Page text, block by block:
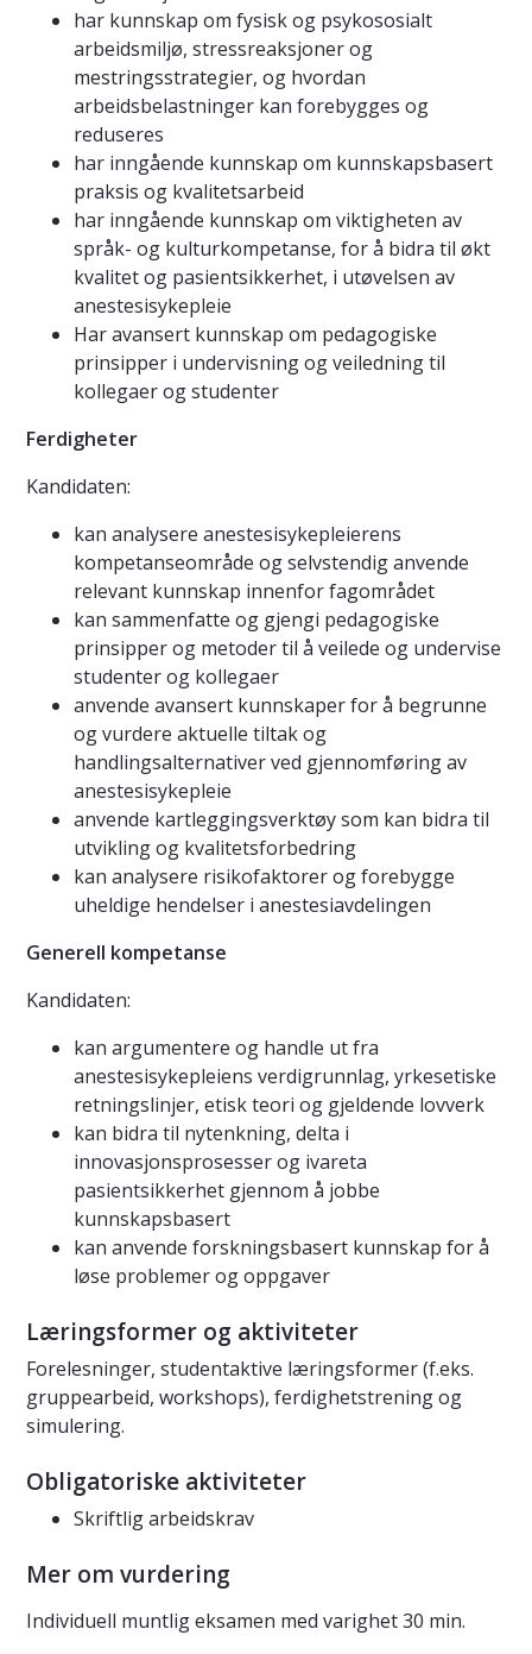
har kunnskap om fysisk og psykososialt
arbeidsmiljø, stressreaksjoner og
mestringsstrategier, og hvordan
arbeidsbelastninger kan forebygges og
reduseres
har inngående kunnskap om kunnskapsbasert
praksis og kvalitetsarbeid
har inngående kunnskap om viktigheten av
språk- og kulturkompetanse, for å bidra til økt
kvalitet og pasientsikkerhet, i utøvelsen av
anestesisykepleie
Har avansert kunnskap om pedagogiske
prinsipper i undervisning og veiledning til
kollegaer og studenter
Ferdigheter
Kandidaten:
kan analysere anestesisykepleierens
kompetanseområde og selvstendig anvende
relevant kunnskap innenfor fagområdet
kan sammenfatte og gjengi pedagogiske
prinsipper og metoder til å veilede og undervise
studenter og kollegaer
anvende avansert kunnskaper for å begrunne
og vurdere aktuelle tiltak og
handlingsalternativer ved gjennomføring av
anestesisykepleie
anvende kartleggingsverktøy som kan bidra til
utvikling og kvalitetsforbedring
kan analysere risikofaktorer og forebygge
uheldige hendelser i anestesiavdelingen
Generell kompetanse
Kandidaten:
kan argumentere og handle ut fra
anestesisykepleiens verdigrunnlag, yrkesetiske
retningslinjer, etisk teori og gjeldende lovverk
kan bidra til nytenkning, delta i
innovasjonsprosesser og ivareta
pasientsikkerhet gjennom å jobbe
kunnskapsbasert
kan anvende forskningsbasert kunnskap for å
løse problemer og oppgaver
Læringsformer og aktiviteter
Forelesninger, studentaktive læringsformer (f.eks.
gruppearbeid, workshops), ferdighetstrening og
simulering.
Obligatoriske aktiviteter
Skriftlig arbeidskrav
Mer om vurdering
Individuell muntlig eksamen med varighet 30 min.